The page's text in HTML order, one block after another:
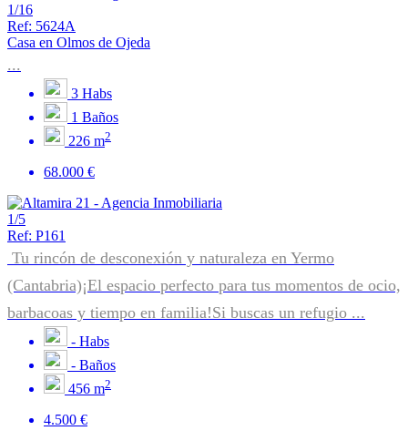
1/16
Ref: 5624A
Casa en Olmos de Ojeda
...
3 Habs
1 Baños
226 m2
68.000 €
1/5
Ref: P161
Tu rincón de desconexión y naturaleza en Yermo
(Cantabria)¡El espacio perfecto para tus momentos de ocio,
barbacoas y tiempo en familia!Si buscas un refugio ...
- Habs
- Baños
456 m2
4.500 €